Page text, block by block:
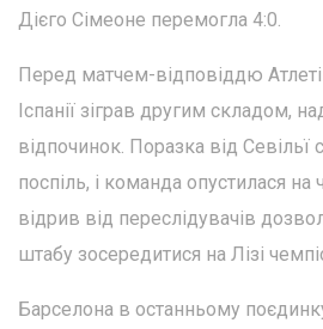
Дієго Сімеоне перемогла 4:0.
Перед матчем-відповіддю
Іспанії зіграв другим складом,
відпочинок. Поразка від
поспіль, і команда опустилася на
відрив від переслідувачів
штабу зосередитися на Лізі
Барселона в останньому